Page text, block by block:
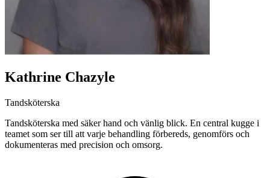
Kathrine Chazyle
Tandsköterska
Tandsköterska med säker hand och vänlig blick. En central kugge i
teamet som ser till att varje behandling förbereds, genomförs och
dokumenteras med precision och omsorg.